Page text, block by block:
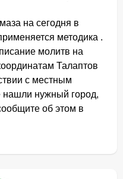
на сегодня в
методика .
молитв на
Талаптов
с местным
нужный город,
об этом в